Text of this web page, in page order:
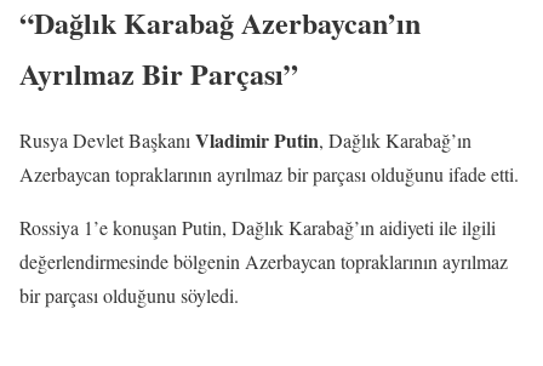
“Dağlık Karabağ Azerbaycan’ın
Ayrılmaz Bir Parçası”
Rusya Devlet Başkanı Vladimir Putin, Dağlık Karabağ’ın
Azerbaycan topraklarının ayrılmaz bir parçası olduğunu ifade etti.
Rossiya 1’e konuşan Putin, Dağlık Karabağ’ın aidiyeti ile ilgili
değerlendirmesinde bölgenin Azerbaycan topraklarının ayrılmaz
bir parçası olduğunu söyledi.